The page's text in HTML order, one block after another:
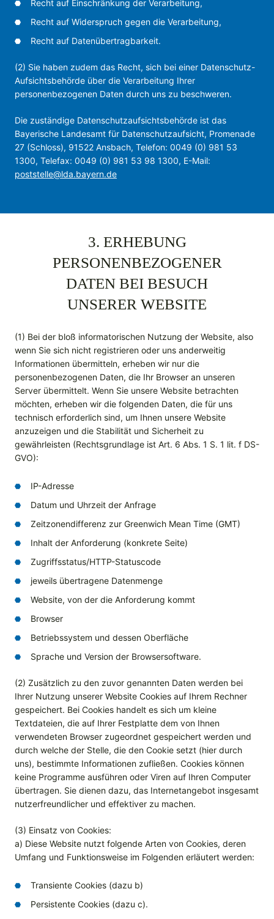
Recht auf Einschränkung der Verarbeitung,
Recht auf Widerspruch gegen die Verarbeitung,
Recht auf Datenübertragbarkeit.
(2) Sie haben zudem das Recht, sich bei einer Datenschutz-
Aufsichtsbehörde über die Verarbeitung Ihrer
personenbezogenen Daten durch uns zu beschweren.
Die zuständige Datenschutzaufsichtsbehörde ist das
Bayerische Landesamt für Datenschutzaufsicht, Promenade
27 (Schloss), 91522 Ansbach, Telefon: 0049 (0) 981 53
1300, Telefax: 0049 (0) 981 53 98 1300, E-Mail:
poststelle@lda.bayern.de
3. ERHEBUNG
PERSONENBEZOGENER
DATEN BEI BESUCH
UNSERER WEBSITE
(1) Bei der bloß informatorischen Nutzung der Website, also
wenn Sie sich nicht registrieren oder uns anderweitig
Informationen übermitteln, erheben wir nur die
personenbezogenen Daten, die Ihr Browser an unseren
Server übermittelt. Wenn Sie unsere Website betrachten
möchten, erheben wir die folgenden Daten, die für uns
technisch erforderlich sind, um Ihnen unsere Website
anzuzeigen und die Stabilität und Sicherheit zu
gewährleisten (Rechtsgrundlage ist Art. 6 Abs. 1 S. 1 lit. f DS-
GVO):
IP-Adresse
Datum und Uhrzeit der Anfrage
Zeitzonendifferenz zur Greenwich Mean Time (GMT)
Inhalt der Anforderung (konkrete Seite)
Zugriffsstatus/HTTP-Statuscode
jeweils übertragene Datenmenge
Website, von der die Anforderung kommt
Browser
Betriebssystem und dessen Oberfläche
Sprache und Version der Browsersoftware.
(2) Zusätzlich zu den zuvor genannten Daten werden bei
Ihrer Nutzung unserer Website Cookies auf Ihrem Rechner
gespeichert. Bei Cookies handelt es sich um kleine
Textdateien, die auf Ihrer Festplatte dem von Ihnen
verwendeten Browser zugeordnet gespeichert werden und
durch welche der Stelle, die den Cookie setzt (hier durch
uns), bestimmte Informationen zufließen. Cookies können
keine Programme ausführen oder Viren auf Ihren Computer
übertragen. Sie dienen dazu, das Internetangebot insgesamt
nutzerfreundlicher und effektiver zu machen.
(3) Einsatz von Cookies:
a) Diese Website nutzt folgende Arten von Cookies, deren
Umfang und Funktionsweise im Folgenden erläutert werden:
Transiente Cookies (dazu b)
Persistente Cookies (dazu c).